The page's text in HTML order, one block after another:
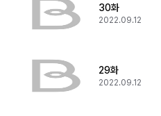
30화
2022.09.12
29화
2022.09.12